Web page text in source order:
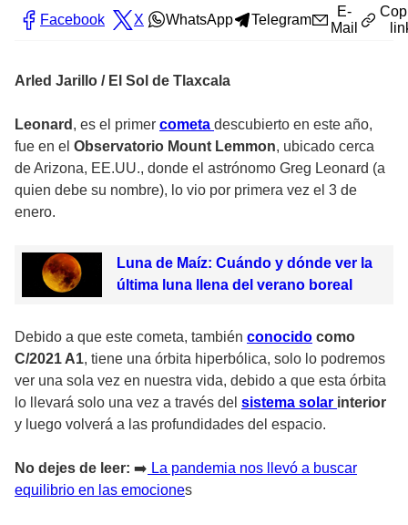
Facebook X WhatsApp Telegram
E-
Mail
Arled Jarillo / El Sol de Tlaxcala
Leonard , es el primer cometa descubierto en este año,
fue en el Observatorio Mount Lemmon, ubicado cerca
de Arizona, EE.UU., donde el astrónomo Greg Leonard (a
quien debe su nombre), lo vio por primera vez el 3 de
enero.
Luna de Maíz: Cuándo y dónde ver la
última luna llena del verano boreal
Debido a que este cometa, también conocido como
C/2021 A1, tiene una órbita hiperbólica, solo lo podremos
ver una sola vez en nuestra vida, debido a que esta órbita
lo llevará solo una vez a través del sistema solar interior
y luego volverá a las profundidades del espacio.
No dejes de leer: ➡️ La pandemia nos llevó a buscar
equilibrio en las emociones